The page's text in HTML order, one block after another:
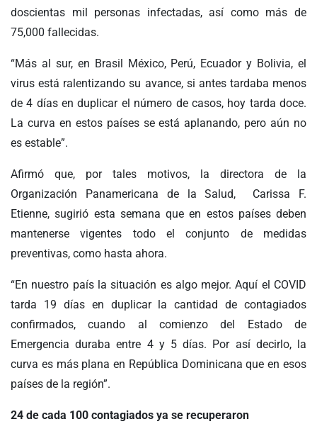
doscientas mil personas infectadas, así como más de
75,000 fallecidas.
“Más al sur, en Brasil México, Perú, Ecuador y Bolivia, el
virus está ralentizando su avance, si antes tardaba menos
de 4 días en duplicar el número de casos, hoy tarda doce.
La curva en estos países se está aplanando, pero aún no
es estable”.
Afirmó que, por tales motivos, la directora de la
Organización Panamericana de la Salud, Carissa F.
Etienne, sugirió esta semana que en estos países deben
mantenerse vigentes todo el conjunto de medidas
preventivas, como hasta ahora.
“En nuestro país la situación es algo mejor. Aquí el COVID
tarda 19 días en duplicar la cantidad de contagiados
confirmados, cuando al comienzo del Estado de
Emergencia duraba entre 4 y 5 días. Por así decirlo, la
curva es más plana en República Dominicana que en esos
países de la región”.
24 de cada 100 contagiados ya se recuperaron